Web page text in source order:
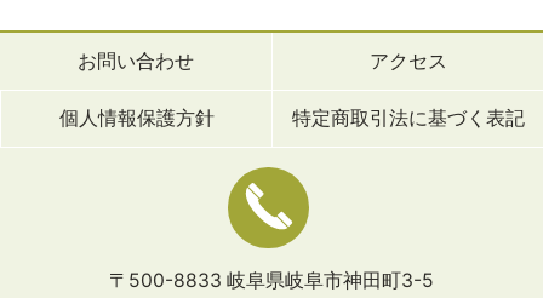
お問い合わせ アクセス
個人情報保護方針 特定商取引法に基づく表記
〒500-8833 岐阜県岐阜市神田町3-5